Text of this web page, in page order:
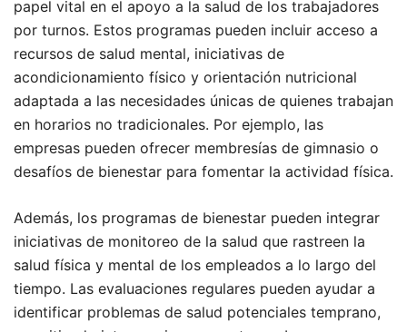
papel vital en el apoyo a la salud de los trabajadores
por turnos. Estos programas pueden incluir acceso a
recursos de salud mental, iniciativas de
acondicionamiento físico y orientación nutricional
adaptada a las necesidades únicas de quienes trabajan
en horarios no tradicionales. Por ejemplo, las
empresas pueden ofrecer membresías de gimnasio o
desafíos de bienestar para fomentar la actividad física.
Además, los programas de bienestar pueden integrar
iniciativas de monitoreo de la salud que rastreen la
salud física y mental de los empleados a lo largo del
tiempo. Las evaluaciones regulares pueden ayudar a
identificar problemas de salud potenciales temprano,